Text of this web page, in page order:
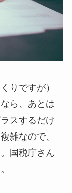
りですが）
ら、あとは
スするだけ
雑なので、
国税庁さん